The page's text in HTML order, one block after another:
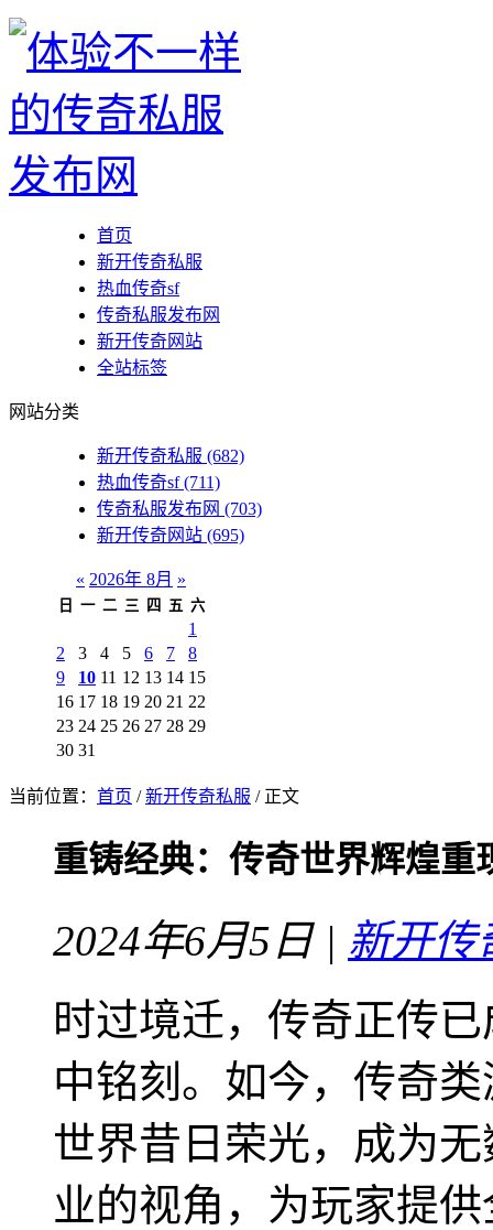
首页
新开传奇私服
热血传奇sf
传奇私服发布网
新开传奇网站
全站标签
网站分类
新开传奇私服 (682)
热血传奇sf(711)
传奇私服发布网 (703)
新开传奇网站 (695)
« 2026年 8月 »
日 一 二 三 四 五 六
1
2
3 4 5 6 7
8
9
10 11 12 13 14 15
16 17 18 19 20 21 22
23 24 25 26 27 28 29
30 31
当前位置： 首页 /新开传奇私服 / 正文
重铸经典：传奇世界辉煌重
2024年6月5日 | 新开传
时过境迁，传奇正传
中铭刻。如今，传奇
世界昔日荣光，成为
业的视角，为玩家提